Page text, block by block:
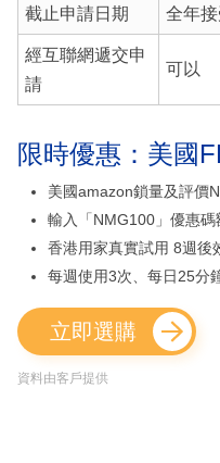
截止申請日期 全年
經互聯網遞交申
請
可以
限時優惠：美國
美國amazon鎖量及評價
輸入「NMG100」優惠
香港用家真實試用 8週後
每週使用3次、每日25分
立即選購
資料由客戶提供